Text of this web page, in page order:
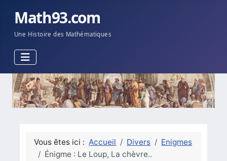
Math93.com
Une Histoire des Mathématiques
Vous êtes ici : Accueil Divers
Enigmes
Énigme : Le Loup, La chèvre..